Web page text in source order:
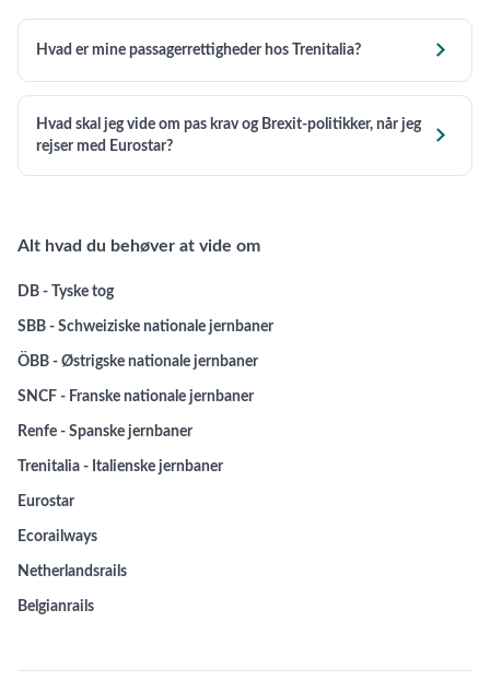
Hvad er mine passagerrettigheder hos Trenitalia? 
Hvad skal jeg vide om pas krav og Brexit-politikker, når jeg
rejser med Eurostar?

Alt hvad du behøver at vide om
DB - Tyske tog
SBB - Schweiziske nationale jernbaner
ÖBB - Østrigske nationale jernbaner
SNCF - Franske nationale jernbaner
Renfe - Spanske jernbaner
Trenitalia - Italienske jernbaner
Eurostar
Ecorailways
Netherlandsrails
Belgianrails